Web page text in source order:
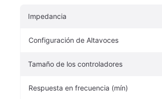
Impedancia
Configuración de Altavoces
Tamaño de los controladores
Respuesta en frecuencia (mín)